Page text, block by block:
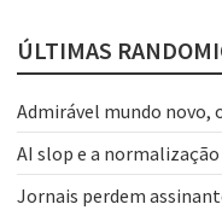
ÚLTIMAS
Admirável mundo novo,
AI slop e a
Jornais perdem